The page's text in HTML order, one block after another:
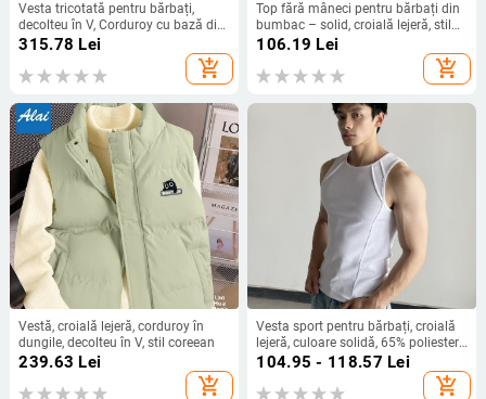
Vesta tricotată pentru bărbați,
decolteu în V, Corduroy cu bază din
in, Toamna 2025
315.78 Lei
add_shopping_cart
Top fără mâneci pentru bărbați din
bumbac – solid, croială lejeră, stil
street (Material principal: bumbac;
Numele țesăturii: amestec de
bumbac; Model: solid; Versiune:
106.19 Lei
add_shopping_cart
Vestă, croială lejeră, corduroy în
dungile, decolteu în V, stil coreean
239.63 Lei
add_shopping_cart
Vesta sport pentru bărbați, croială
lejeră, culoare solidă, 65% poliester,
design patchwork
104.95 - 118.57 Lei
add_shopping_cart